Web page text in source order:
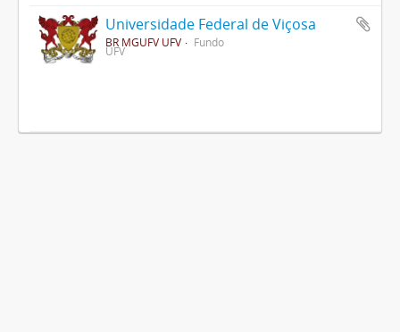
Universidade Federal de Viçosa
BR MGUFV UFV Fundo
UFV